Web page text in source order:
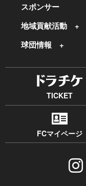
スポンサー
地域貢献活動
球団情報
TICKET
FCマイページ